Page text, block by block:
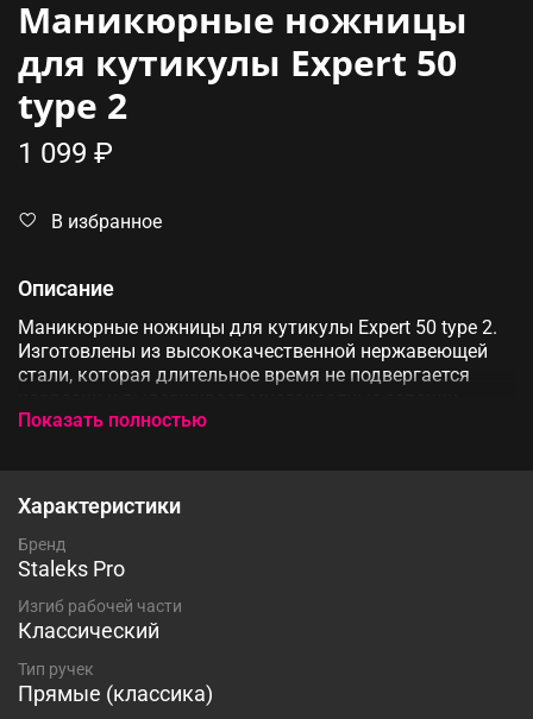
Маникюрные ножницы
для кутикулы Expert 50
type 2
1 099 ₽
В избранное
Описание
Маникюрные ножницы для кутикулы Expert 50 type 2.
Изготовлены из высококачественной нержавеющей
стали, которая длительное время не подвергается
Инструмент устойчив ко всем видам дезинфекции и
Показать полностью
Характеристики
Бренд
Staleks Pro
Изгиб рабочей части
Классический
Тип ручек
Прямые (классика)